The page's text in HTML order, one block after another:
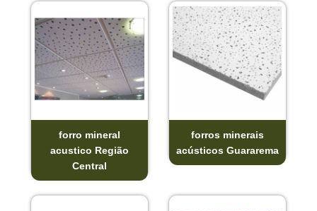
forro mineral
acustico Região
Central
forros minerais
acústicos Guararema